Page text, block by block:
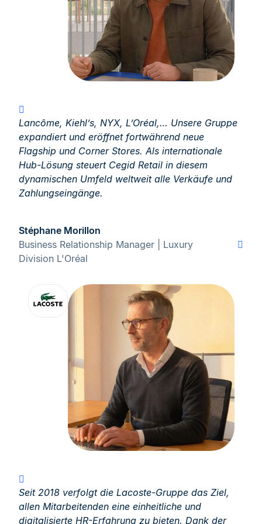
Lancôme, Kiehl’s, NYX, L’Oréal,… Unsere Gruppe
expandiert und eröffnet fortwährend neue
Flagship und Corner Stores. Als internationale
Hub-Lösung steuert Cegid Retail in diesem
dynamischen Umfeld weltweit alle Verkäufe und
Zahlungseingänge.
Stéphane Morillon
Business Relationship Manager | Luxury
Division L'Oréal
Seit 2018 verfolgt die Lacoste-Gruppe das Ziel,
allen Mitarbeitenden eine einheitliche und
digitalisierte HR-Erfahrung zu bieten. Dank der